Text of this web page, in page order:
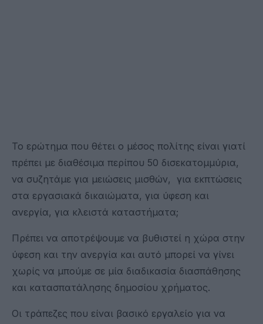
Το ερώτημα που θέτει ο μέσος πολίτης είναι γιατί
πρέπει με διαθέσιμα περίπου 50 δισεκατομμύρια,
να συζητάμε για μειώσεις μισθών, για εκπτώσεις
στα εργασιακά δικαιώματα, για ύφεση και
ανεργία, για κλειστά καταστήματα;
Πρέπει να αποτρέψουμε να βυθιστεί η χώρα στην
ύφεση και την ανεργία και αυτό μπορεί να γίνει
χωρίς να μπούμε σε μία διαδικασία διασπάθησης
και κατασπατάλησης δημοσίου χρήματος.
Οι τράπεζες που είναι βασικό εργαλείο για να